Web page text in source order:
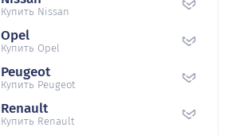
Купить Nissan
Opel
Купить Opel
Peugeot
Купить Peugeot
Renault
Купить Renault